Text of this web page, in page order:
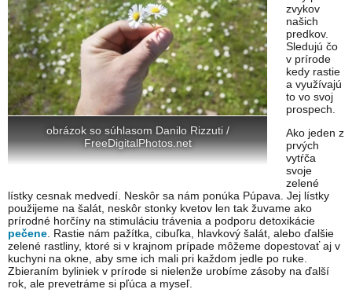
obrázok so súhlasom Danilo Rizzuti /
FreeDigitalPhotos.net
zvykov
našich
predkov.
Sledujú čo
v prírode
kedy rastie
a využívajú
to vo svoj
prospech.
Ako jeden z
prvých
vytŕča
svoje
zelené
lístky cesnak medvedí. Neskôr sa nám ponúka Púpava. Jej lístky
použijeme na šalát, neskôr stonky kvetov len tak žuvame ako
prírodné horčíny na stimuláciu trávenia a podporu detoxikácie
pečene . Rastie nám pažítka, cibuľka, hlavkový šalát, alebo ďalšie
zelené rastliny, ktoré si v krajnom prípade môžeme dopestovať aj v
kuchyni na okne, aby sme ich mali pri každom jedle po ruke.
Zbieraním byliniek v prírode si nielenže urobíme zásoby na ďalší
rok, ale prevetráme si pľúca a myseľ.